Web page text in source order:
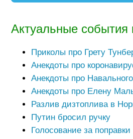
Актуальные события
Приколы про Грету
Анекдоты про
Анекдоты про Навального
Анекдоты про Елену
Разлив дизтоплива в
Путин бросил ручку
Голосование за поправки